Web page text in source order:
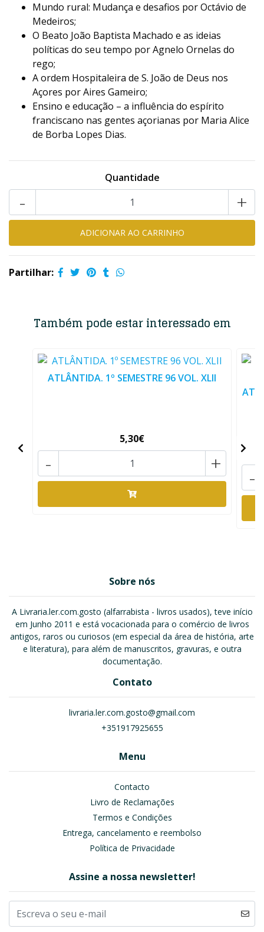
Mundo rural: Mudança e desafios por Octávio de
Medeiros;
O Beato João Baptista Machado e as ideias
políticas do seu tempo por Agnelo Ornelas do
rego;
A ordem Hospitaleira de S. João de Deus nos
Açores por Aires Gameiro;
Ensino e educação – a influência do espírito
franciscano nas gentes açorianas por Maria Alice
de Borba Lopes Dias.
Quantidade
+
-
Partilhar:
Também pode estar interessado em
ATLÂNTIDA. 1º SEMESTRE 96 VOL. XLII
5,30€
+
-
-
Sobre nós
A Livraria.ler.com.gosto (alfarrabista - livros usados), teve início
em Junho 2011 e está vocacionada para o comércio de livros
antigos, raros ou curiosos (em especial da área de história, arte
e literatura), para além de manuscritos, gravuras, e outra
documentação.
Contato
livraria.ler.com.gosto@gmail.com
+351917925655
Menu
Contacto
Livro de Reclamações
Termos e Condições
Entrega, cancelamento e reembolso
Política de Privacidade
Assine a nossa newsletter!